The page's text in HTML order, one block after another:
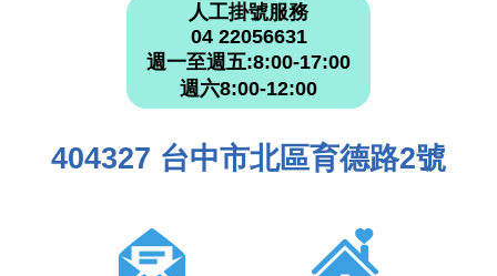
人工掛號服務
04 22056631
週一至週五:8:00-17:00
週六8:00-12:00
404327 台中市北區育德路2號